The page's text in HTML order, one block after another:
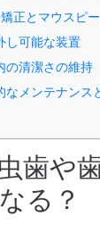
正とマウスピ
し可能な装置
の清潔さの維持
なメンテナンス
歯や
る？